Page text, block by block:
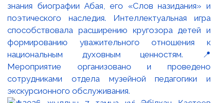
знания биографии Абая, его «Слов назидания» и
поэтического наследия. Интеллектуальная игра
способствовала расширению кругозора детей и
формированию уважительного отношения к
национальным духовным ценностям. 📍
Мероприятие организовано и проведено
сотрудниками отдела музейной педагогики и
экскурсионного обслуживания.